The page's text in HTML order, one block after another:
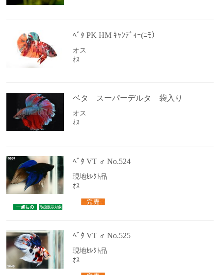
ﾍﾞﾀ PK HM ｷｬﾝﾃﾞｨｰ(ﾆﾓ）
オス
ｵｽ
ベタ スーパーデルタ 袋入り
オス
ｵｽ
ﾍﾞﾀ VT ♂ No.524
現地ｾﾚｸﾄ品
ｵｽ
ﾍﾞﾀ VT ♂ No.525
現地ｾﾚｸﾄ品
ｵｽ